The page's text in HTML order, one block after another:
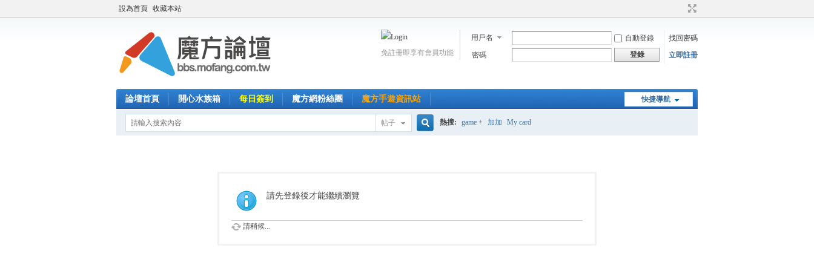
設為首頁 收藏本站
用戶名 自動登錄
找回密碼
密碼
登錄 立即註冊
免註冊即享有會員功能
快捷導航
論壇首頁 開心水族箱 每日簽到 魔方網粉絲團 魔方手遊資訊站
帖子 熱搜: game + 加加 My card
請先登錄後才能繼續瀏覽
請稍候...